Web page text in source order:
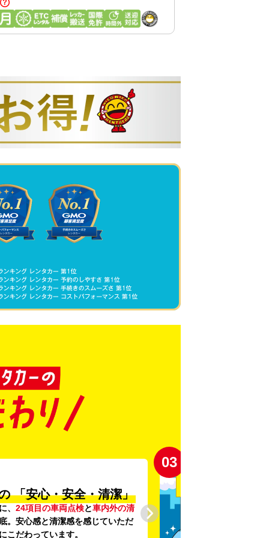
「安心・安全・清潔」
、 24項目の車両点検と車内外の清
。安心感と清潔感を感じていただ
こだわっています。
03